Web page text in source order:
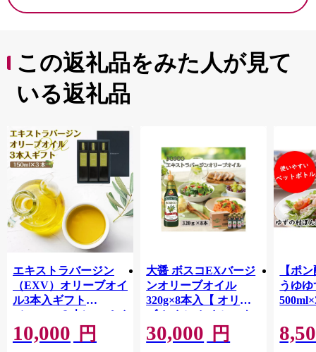
この返礼品をみた人が見て
いる返礼品
エキストラバージン
（EXV）オリーブオイ
ル3本入ギフト
（150ml×３本）スペイ
ン産
10,000 円
大醤 ボスコEXバージ
ンオリーブオイル
320g×8本入【 オリー
ブオイル オイル エキ
ストラバージンオリー
ブオイル エクストラ
30,000 円
【ポ
うゆ